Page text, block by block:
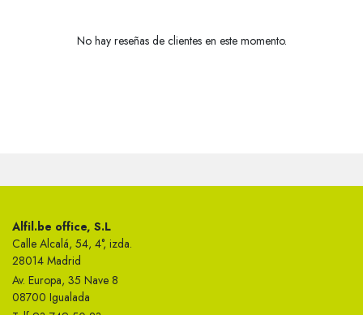
No hay reseñas de clientes en este momento.
Alfil.be office, S.L
Calle Alcalá, 54, 4°, izda.
28014 Madrid
Av. Europa, 35 Nave 8
08700 Igualada